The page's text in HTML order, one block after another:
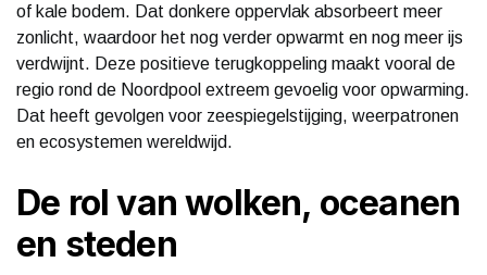
of kale bodem. Dat donkere oppervlak absorbeert meer
zonlicht, waardoor het nog verder opwarmt en nog meer ijs
verdwijnt. Deze positieve terugkoppeling maakt vooral de
regio rond de Noordpool extreem gevoelig voor opwarming.
Dat heeft gevolgen voor zeespiegelstijging, weerpatronen
en ecosystemen wereldwijd.
De rol van wolken, oceanen
en steden